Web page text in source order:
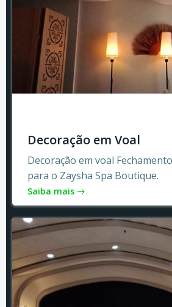
Decoração em Voal
Decoração em voal
para o Zaysha Spa Boutique.
Saiba mais